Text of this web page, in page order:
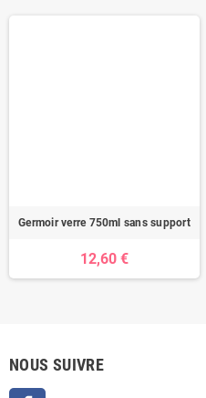
Germoir verre 750ml sans support
12,60 €
NOUS SUIVRE